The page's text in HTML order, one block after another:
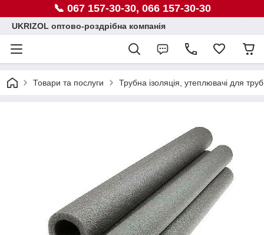
📞 067 157-30-30, 066 157-30-30
UKRIZOL оптово-роздрібна компанія
Товари та послуги Трубна ізоляція, утеплювачі для труб